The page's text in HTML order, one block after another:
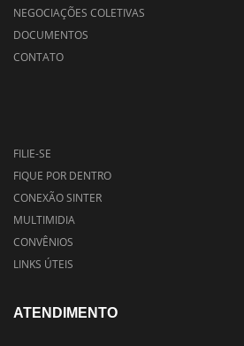
NEGOCIAÇÕES COLETIVAS
DOCUMENTOS
CONTATO
FILIE-SE
FIQUE POR DENTRO
CONEXÃO SINTER
MULTIMIDIA
CONVÊNIOS
LINKS ÚTEIS
ATENDIMENTO